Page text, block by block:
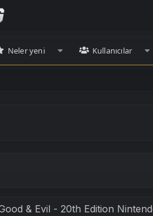
Neler yeni Kullanıcılar
& Evil - 20th Edition